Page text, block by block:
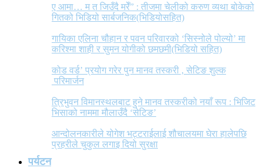
ए आमा… म त जिउँदै मरेँ” : तीजमा चेलीको करुण व्यथा बोकेको
गितको भिडियो सार्बजनिक(भिडियोसहित)
गायिका एलिना चौहान र पवन परिवारको ‘सिस्नोले पोल्यो’ मा
करिश्मा शाही र सुमन योगीको छमछमी(भिडियो सहित)
कोड वर्ड’ प्रयोग गरेर पुन मानव तस्करी , सेटिङ शुल्क
परिमार्जन
त्रिभुवन विमानस्थलबाट हुने मानव तस्करीको नयाँ रूप : भिजिट
भिसाको नाममा मौलाउँदै ‘सेटिङ’
आन्दोलनकारीले योगेश भट्टराईलाई शौचालयमा घेरा हालेपछि
प्रहरीले चुकुल लगाइ दियो सुरक्षा
पर्यटन